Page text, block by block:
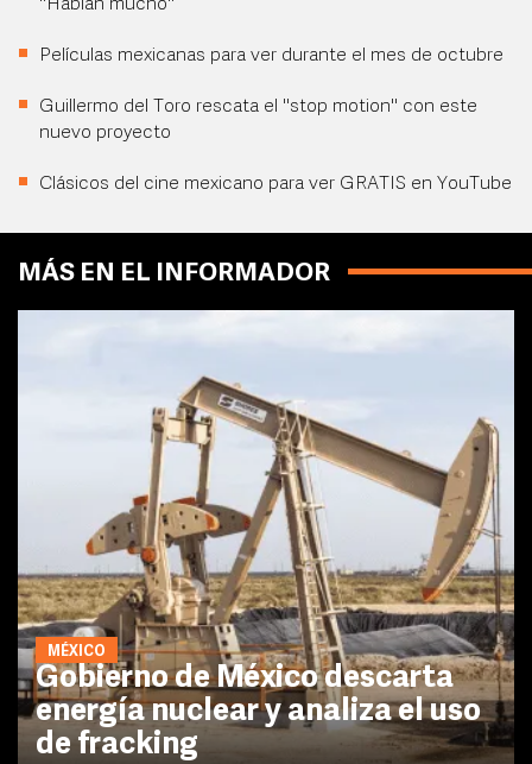
"Hablan mucho"
Películas mexicanas para ver durante el mes de octubre
Guillermo del Toro rescata el "stop motion" con este
nuevo proyecto
Clásicos del cine mexicano para ver GRATIS en YouTube
MÁS EN EL INFORMADOR
MÉXICO
Gobierno de México descarta
energía nuclear y analiza el uso
de fracking